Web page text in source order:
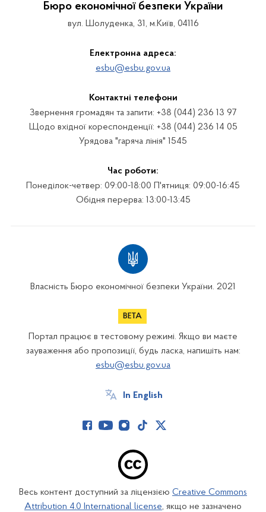
Бюро економічної безпеки України
вул. Шолуденка, 31, м.Київ, 04116
Електронна адреса:
esbu@esbu.gov.ua
Контактні телефони
Звернення громадян та запити: +38 (044) 236 13 97
Щодо вхідної кореспонденції: +38 (044) 236 14 05
Урядова "гаряча лінія" 1545
Час роботи:
Понеділок-четвер: 09:00-18:00 П'ятниця: 09:00-16:45
Обідня перерва: 13:00-13:45
Власність Бюро економічної безпеки України. 2021
Портал працює в тестовому режимі. Якщо ви маєте
зауваження або пропозиції, будь ласка, напишіть нам:
esbu@esbu.gov.ua
In English
Весь контент доступний за ліцензією Creative Commons
Attribution 4.0 International license, якщо не зазначено